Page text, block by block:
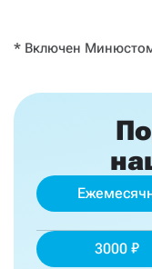
* Включен Минюстом
3000